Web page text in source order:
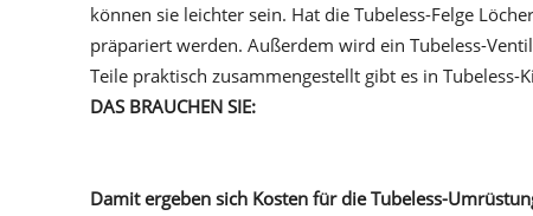
können sie leichter sein. Hat die Tubeless-Felge
präpariert werden. Außerdem wird ein Tubeless-
Teile praktisch zusammengestellt gibt es in Tubeless-
DAS BRAUCHEN SIE:
Damit ergeben sich Kosten für die Tubeless-